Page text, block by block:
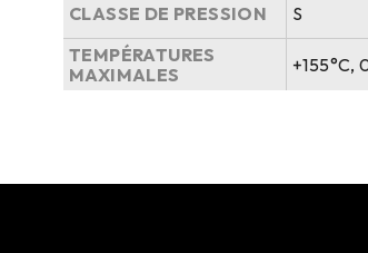
CLASSE DE PRESSION
S
TEMPÉRATURES
MAXIMALES
+155°C,